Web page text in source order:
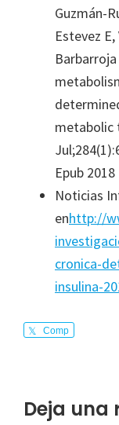
Guzmán-
Estevez
metabolic
Epub
Noticias
enhttp://
cronica-
insulina-
Comp
Deja una